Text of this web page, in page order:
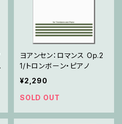
ヨアンセン：ロマンス Op.2
1/トロンボーン・ピアノ
¥2,290
SOLD OUT